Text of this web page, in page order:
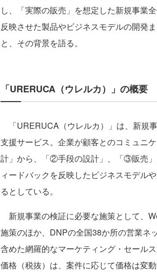
し、「実際の販売」を想定した新規事業
反映させた製品やビジネスモデルの開発
と、その背景を語る。
「URERUCA（ウレルカ）」の概要
「URERUCA（ウレルカ）」は、新規
支援サービス。企業が顧客とのコミュニ
計」から、「②手段の設計」、「③販売
ィードバックを反映したビジネスモデル
るとしている。
新規事業の検証に必要な施策として、
施策のほか、DNPの全国38か所の営業ネ
含めた網羅的なマーケティング・セール
価格（税抜）は、案件に応じて価格は変